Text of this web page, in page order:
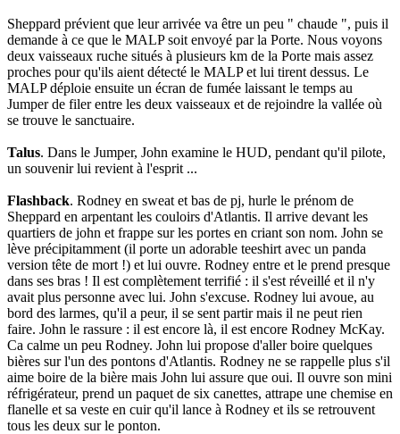
Sheppard prévient que leur arrivée va être un peu " chaude ", puis il
demande à ce que le MALP soit envoyé par la Porte. Nous voyons
deux vaisseaux ruche situés à plusieurs km de la Porte mais assez
proches pour qu'ils aient détecté le MALP et lui tirent dessus. Le
MALP déploie ensuite un écran de fumée laissant le temps au
Jumper de filer entre les deux vaisseaux et de rejoindre la vallée où
se trouve le sanctuaire.
Talus. Dans le Jumper, John examine le HUD, pendant qu'il pilote,
un souvenir lui revient à l'esprit ...
Flashback. Rodney en sweat et bas de pj, hurle le prénom de
Sheppard en arpentant les couloirs d'Atlantis. Il arrive devant les
quartiers de john et frappe sur les portes en criant son nom. John se
lève précipitamment (il porte un adorable teeshirt avec un panda
version tête de mort !) et lui ouvre. Rodney entre et le prend presque
dans ses bras ! Il est complètement terrifié : il s'est réveillé et il n'y
avait plus personne avec lui. John s'excuse. Rodney lui avoue, au
bord des larmes, qu'il a peur, il se sent partir mais il ne peut rien
faire. John le rassure : il est encore là, il est encore Rodney McKay.
Ca calme un peu Rodney. John lui propose d'aller boire quelques
bières sur l'un des pontons d'Atlantis. Rodney ne se rappelle plus s'il
aime boire de la bière mais John lui assure que oui. Il ouvre son mini
réfrigérateur, prend un paquet de six canettes, attrape une chemise en
flanelle et sa veste en cuir qu'il lance à Rodney et ils se retrouvent
tous les deux sur le ponton.